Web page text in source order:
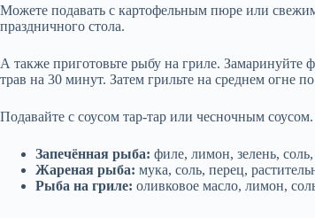
Можете подавать с картофельным пюре или
праздничного стола.
А также приготовьте рыбу на гриле.
трав на 30 минут. Затем грильте на среднем огне
Подавайте с соусом тар-тар или чесночным
Запечённая рыба: филе, лимон, зелень,
Жареная рыба: мука, соль, перец,
Рыба на гриле: оливковое масло, лимон,